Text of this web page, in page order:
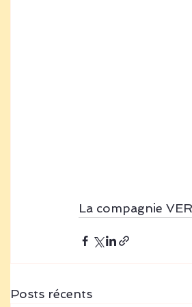
La compagnie
Posts récents